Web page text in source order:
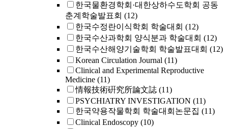
한국물환경학회·대한상하수도학회 공동
춘계학술발표회 (12)
한국수정란이식학회 학술대회 (12)
한국수산과학회 양식분과 학술대회 (12)
한국수산해양기술학회 학술발표대회 (12)
Korean Circulation Journal (11)
Clinical and Experimental Reproductive
Medicine (11)
情報技術硏究所論文誌 (11)
PSYCHIATRY INVESTIGATION (11)
한국약용작물학회 학술대회논문집 (11)
Clinical Endoscopy (10)